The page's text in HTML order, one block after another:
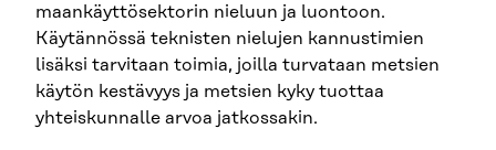
maankäyttösektorin nieluun ja luontoon.
Käytännössä teknisten nielujen kannustimien
lisäksi tarvitaan toimia, joilla turvataan metsien
käytön kestävyys ja metsien kyky tuottaa
yhteiskunnalle arvoa jatkossakin.